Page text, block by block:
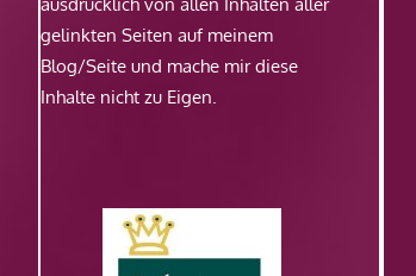
gelinkten Seiten auf meinem
Blog/Seite und mache mir diese
Inhalte nicht zu Eigen.